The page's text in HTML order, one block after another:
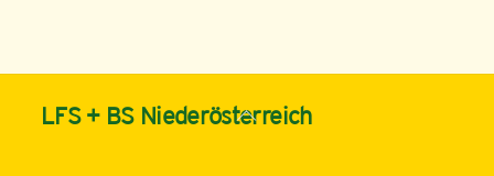
Back
To
LFS + BS Niederösterreich